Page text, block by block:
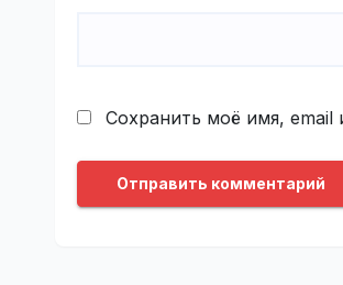
Сохранить моё имя,